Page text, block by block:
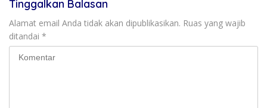
Tinggalkan Balasan
Alamat email Anda tidak akan dipublikasikan. Ruas yang wajib
ditandai *